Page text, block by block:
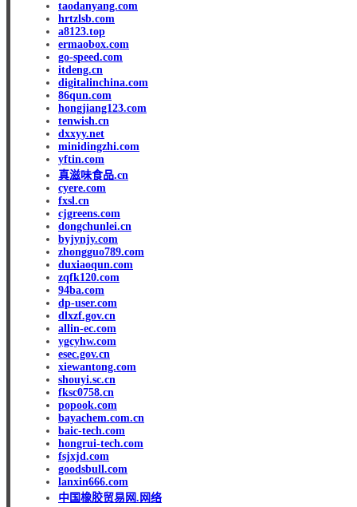
taodanyang.com
hrtzlsb.com
a8123.top
ermaobox.com
go-speed.com
itdeng.cn
digitalinchina.com
86qun.com
hongjiang123.com
tenwish.cn
dxxyy.net
minidingzhi.com
yftin.com
真滋味食品.cn
cyere.com
fxsl.cn
cjgreens.com
dongchunlei.cn
byjynjy.com
zhongguo789.com
duxiaoqun.com
zqfk120.com
94ba.com
dp-user.com
dlxzf.gov.cn
allin-ec.com
ygcyhw.com
esec.gov.cn
xiewantong.com
shouyi.sc.cn
fksc0758.cn
popook.com
bayachem.com.cn
baic-tech.com
hongrui-tech.com
fsjxjd.com
goodsbull.com
lanxin666.com
中国橡胶贸易网.网络